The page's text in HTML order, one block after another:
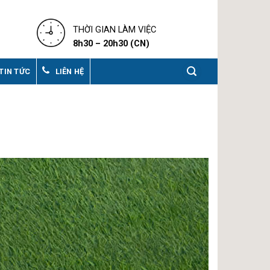
THỜI GIAN LÀM VIỆC
8h30 – 20h30 (CN)
TỨC LIÊN HỆ